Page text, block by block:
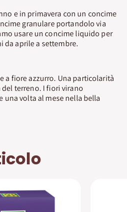
e in primavera con un concime
granulare portandolo via
usare un concime liquido per
da aprile a settembre.
a fiore azzurro. Una particolarità
terreno. I fiori virano
volta al mese nella bella